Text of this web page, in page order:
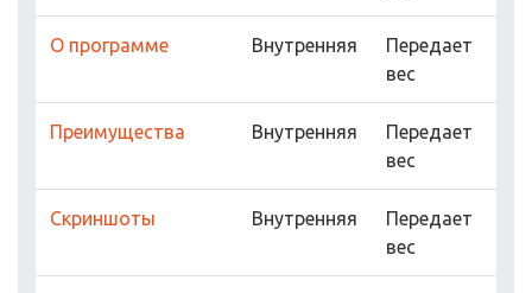
О программе Внутренняя
Передает
вес
Преимущества Внутренняя
Передает
вес
Скриншоты Внутренняя
Передает
вес